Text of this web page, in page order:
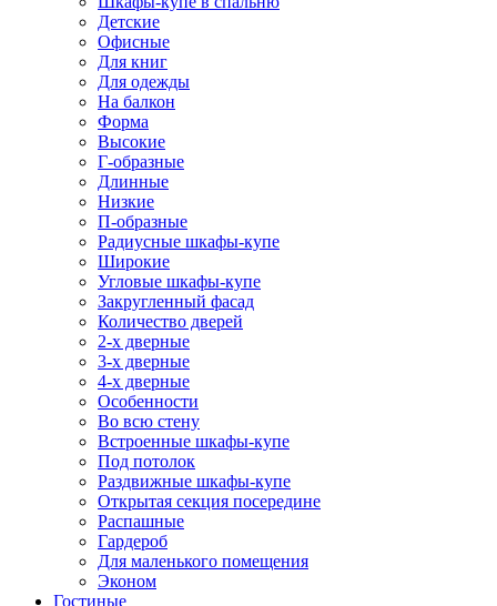
Детские
Офисные
Для книг
Для одежды
На балкон
Форма
Высокие
Г-образные
Длинные
Низкие
П-образные
Радиусные шкафы-купе
Широкие
Угловые шкафы-купе
Закругленный фасад
Количество дверей
2-х дверные
3-х дверные
4-х дверные
Особенности
Во всю стену
Встроенные шкафы-купе
Под потолок
Раздвижные шкафы-купе
Открытая секция посередине
Распашные
Гардероб
Для маленького помещения
Эконом
Гостиные